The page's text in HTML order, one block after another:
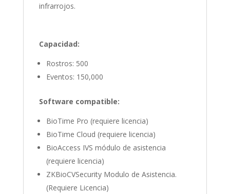
infrarrojos.
Capacidad:
Rostros: 500
Eventos: 150,000
Software compatible:
BioTime Pro (requiere licencia)
BioTime Cloud (requiere licencia)
BioAccess IVS módulo de asistencia
(requiere licencia)
ZKBioCVSecurity Modulo de Asistencia.
(Requiere Licencia)